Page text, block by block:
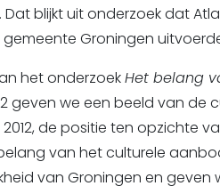
blijkt uit onderzoek dat
Groningen
het onderzoekHet belang
geven we een beeld van de
de positie ten opzichte
van het culturele
van Groningen en geven